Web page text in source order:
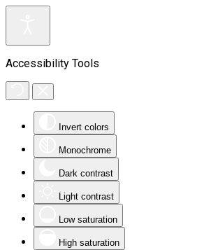
Accessibility Tools
Invert colors
Monochrome
Dark contrast
Light contrast
Low saturation
High saturation